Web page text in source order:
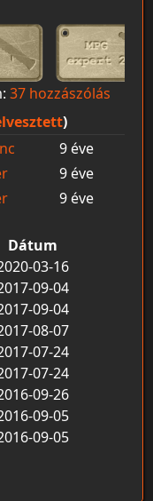
37 hozzászólás
)
9 éve
9 éve
9 éve
Dátum
03-16
09-04
09-04
08-07
07-24
07-24
09-26
09-05
09-05